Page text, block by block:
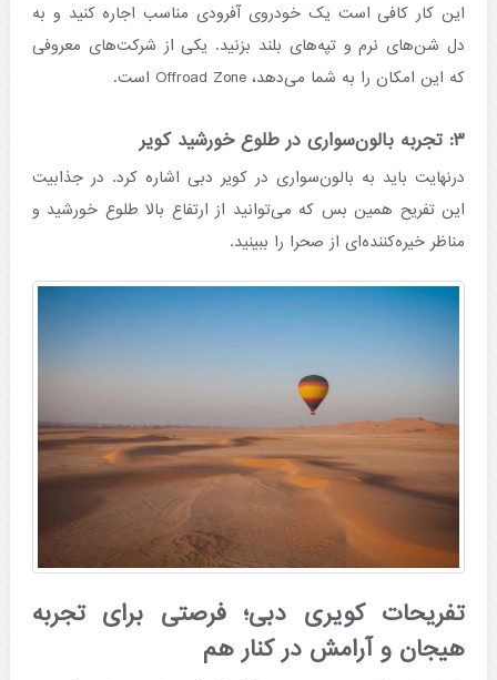
این کار کافی است یک خودروی آفرودی مناسب اجاره کنید و به
دل شن‌های نرم و تپه‌های بلند بزنید. یکی از شرکت‌های معروفی
که این امکان را به شما می‌دهد، Offroad Zone است.
۳: تجربه بالون‌سواری در طلوع خورشید کویر
درنهایت باید به بالون‌سواری در کویر دبی اشاره کرد. در جذابیت
این تفریح همین بس که می‌توانید از ارتفاع بالا طلوع خورشید و
مناظر خیره‌کننده‌ای از صحرا را ببینید.
تفریحات کویری دبی؛ فرصتی برای تجربه
هیجان و آرامش در کنار هم